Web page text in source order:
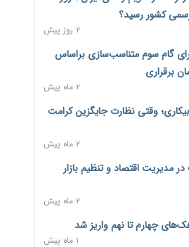
۱ روز پیش
بلاگرهای پردرآمد مشمول پرداخت
۱ روز پیش
پیش‌بینی افزایش تولید برنج؛ نیاز وارداتی کشور به ۵۰۰ هزار تن
۱ روز پیش
۱ روز پیش
ورود موقت کالا و خودرو تا
رسمی کشور رسید؟
۲ روز پیش
گام سوم متناسب‌سازی براساس
۲ ماه پیش
وقتی نظارت جایگزین کرامت
۲ ماه پیش
مدیریت اقتصاد و تنظیم بازار
۲ ماه پیش
۱ ماه پیش